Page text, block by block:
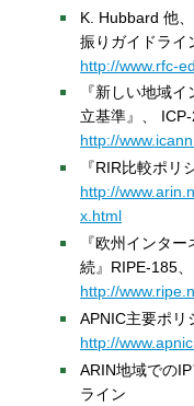
K. Hubbard 他
振りガイドライ
http://www.rfc-
『新しい地域
立基準』、
http://
『RIR比較ポリ
http://
x.html
『欧州インタ
続』RIPE-185
http://
APNIC主要ポリ
http://
ARIN地域での
ライン